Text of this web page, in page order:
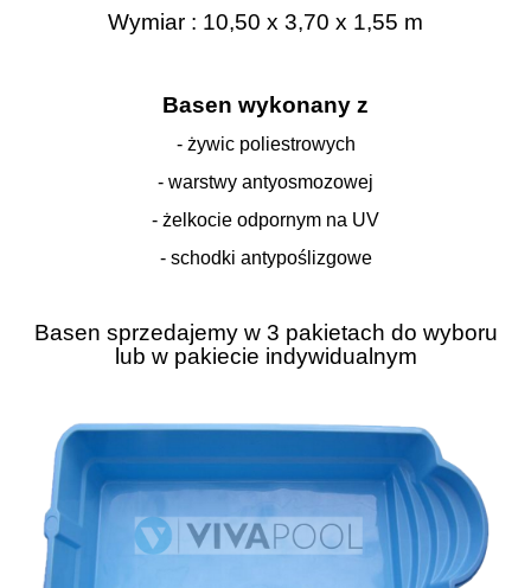
Wymiar : 10,50 x 3,70 x 1,55 m
Basen wykonany z
- żywic poliestrowych
- warstwy antyosmozowej
- żelkocie odpornym na UV
- schodki antypoślizgowe
Basen sprzedajemy w 3 pakietach do wyboru
lub w pakiecie indywidualnym